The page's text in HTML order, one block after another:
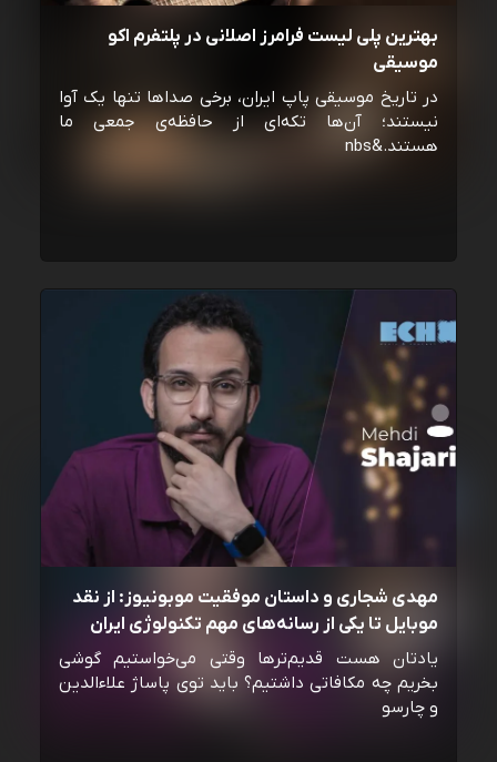
بهترین پلی لیست فرامرز اصلانی در پلتفرم اکو
موسیقی
در تاریخ موسیقی پاپ ایران، برخی صداها تنها یک آوا
نیستند؛ آن‌ها تکه‌ای از حافظه‌ی جمعی ما
هستند.&nbs
مهدی شجاری و داستان موفقیت موبونیوز: از نقد
موبایل تا یکی از رسانه‌‌های مهم تکنولوژی ایران
یادتان هست قدیم‌ترها وقتی می‌خواستیم گوشی
بخریم چه مکافاتی داشتیم؟ باید توی پاساژ علاءالدین
و چارسو